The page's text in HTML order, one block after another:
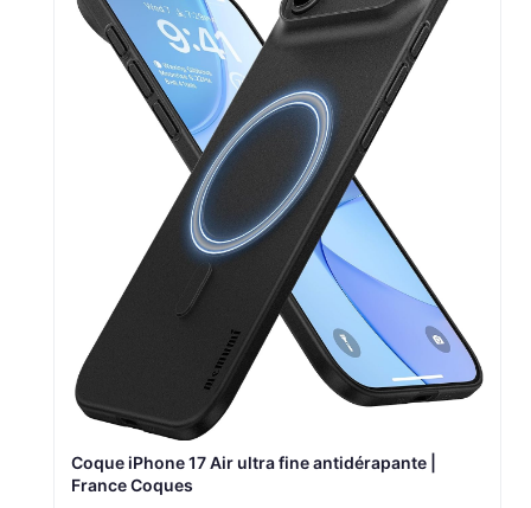
Coque iPhone 17 Air ultra fine antidérapante |
France Coques